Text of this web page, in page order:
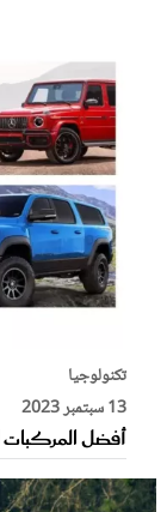
تكنولوجيا
13 سبتمبر 2023
أفضل المركبات